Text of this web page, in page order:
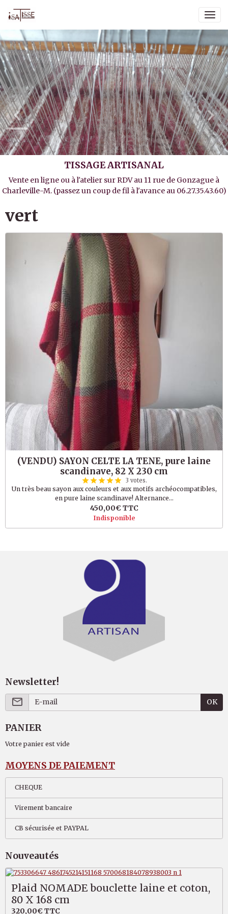
TISSAGE ARTISANAL
Vente en ligne ou à l'atelier sur RDV au 11 rue de Gonzague à
Charleville-M. (passez un coup de fil à l'avance au 06.27.35.43.60)
vert
(VENDU) SAYON CELTE LA TENE, pure laine
scandinave, 82 X 230 cm
3 votes.
Un très beau sayon aux couleurs et aux motifs archéocompatibles,
en pure laine scandinave! Alternance...
450,00€ TTC
Indisponible
Newsletter!
OK
PANIER
Votre panier est vide
MOYENS DE PAIEMENT
CHEQUE
Virement bancaire
CB sécurisée et PAYPAL
Nouveautés
Plaid NOMADE bouclette laine et coton,
80 X 168 cm
320,00€ TTC